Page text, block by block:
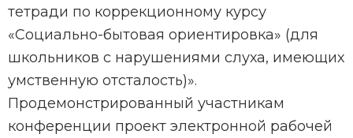
тетради по коррекционному курсу
«Социально-бытовая ориентировка» (для
школьников с нарушениями слуха, имеющих
умственную отсталость)».
Продемонстрированный участникам
конференции проект электронной рабочей